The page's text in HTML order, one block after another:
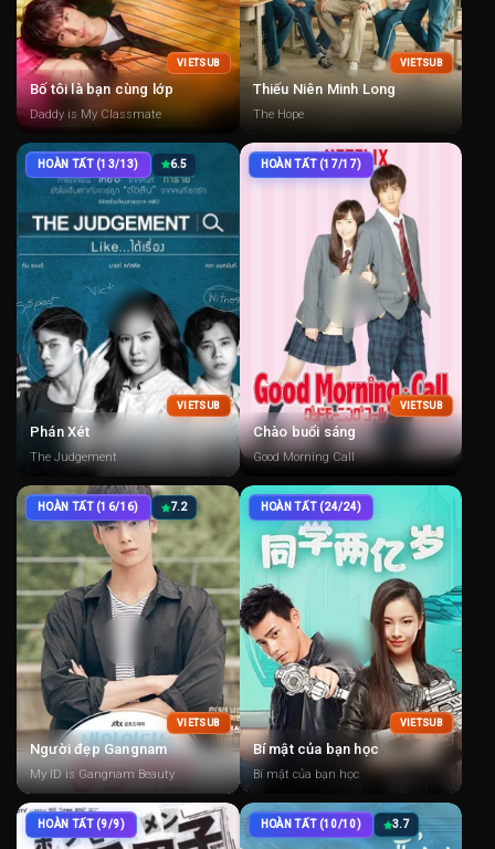
VIETSUB
Bố tôi là bạn cùng lớp
Daddy is My Classmate
VIETSUB
Thiếu Niên Minh Long
The Hope
HOÀN TẤT (13/13) 6.5
VIETSUB
Phán Xét
The Judgement
HOÀN TẤT (17/17)
VIETSUB
Chào buổi sáng
Good Morning Call
HOÀN TẤT (16/16) 7.2
VIETSUB
Người đẹp Gangnam
My ID is Gangnam Beauty
HOÀN TẤT (24/24)
VIETSUB
Bí mật của bạn học
Bí mật của bạn học
HOÀN TẤT (9/9) HOÀN TẤT (10/10) 3.7